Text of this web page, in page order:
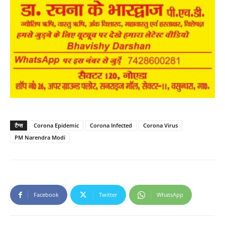
टैग्स Corona Epidemic Corona Infected
Corona Virus
PM Narendra Modi
Facebook Twitter WhatsApp